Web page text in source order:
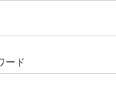
ード